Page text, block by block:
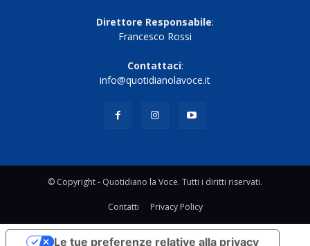
Direttore Responsabile:
Francesco Rossi
Contattaci:
info@quotidianolavoce.it
© Copyright - Quotidiano la Voce. Tutti i diritti riservati.
Contatti Privacy Policy
Le tue preferenze relative alla privacy